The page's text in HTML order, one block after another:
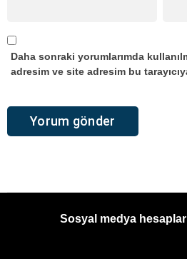
Daha sonraki yorumlarımda
adresim ve site adresim bu
Sosyal medya